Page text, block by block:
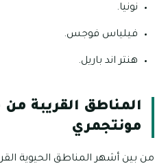
نونيا.
فيلياس فوجس.
هنتر اند باريل.
المناطق القريبة
مونتجمري
من بين أشهر المناطق الحيوية